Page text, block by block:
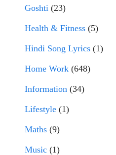
Goshti (23)
Health & Fitness (5)
Hindi Song Lyrics (1)
Home Work (648)
Information (34)
Lifestyle (1)
Maths (9)
Music (1)